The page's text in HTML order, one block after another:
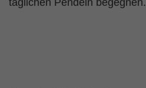
täglichen Pendeln begegnen.